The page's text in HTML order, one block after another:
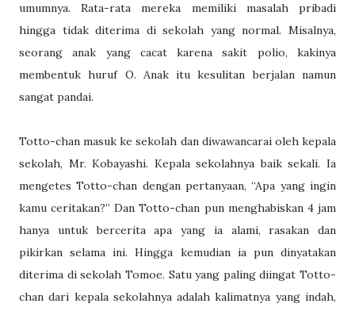
umumnya. Rata-rata mereka memiliki masalah pribadi
hingga tidak diterima di sekolah yang normal. Misalnya,
seorang anak yang cacat karena sakit polio, kakinya
membentuk huruf O. Anak itu kesulitan berjalan namun
sangat pandai.
Totto-chan masuk ke sekolah dan diwawancarai oleh kepala
sekolah, Mr. Kobayashi. Kepala sekolahnya baik sekali. Ia
mengetes Totto-chan dengan pertanyaan, “Apa yang ingin
kamu ceritakan?” Dan Totto-chan pun menghabiskan 4 jam
hanya untuk bercerita apa yang ia alami, rasakan dan
pikirkan selama ini. Hingga kemudian ia pun dinyatakan
diterima di sekolah Tomoe. Satu yang paling diingat Totto-
chan dari kepala sekolahnya adalah kalimatnya yang indah,